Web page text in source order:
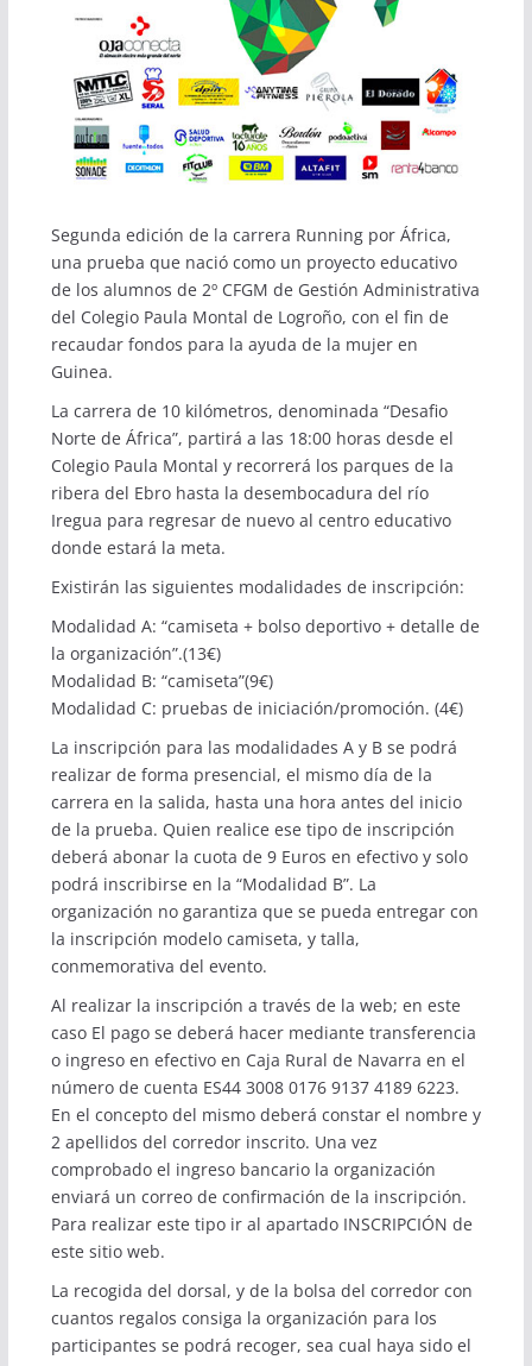
Segunda edición de la carrera Running por África,
una prueba que nació como un proyecto educativo
de los alumnos de 2º CFGM de Gestión Administrativa
del Colegio Paula Montal de Logroño, con el fin de
recaudar fondos para la ayuda de la mujer en
Guinea.
La carrera de 10 kilómetros, denominada “Desafio
Norte de África”, partirá a las 18:00 horas desde el
Colegio Paula Montal y recorrerá los parques de la
ribera del Ebro hasta la desembocadura del río
Iregua para regresar de nuevo al centro educativo
donde estará la meta.
Existirán las siguientes modalidades de inscripción:
Modalidad A: “camiseta + bolso deportivo + detalle de
la organización”.(13€)
Modalidad B: “camiseta”(9€)
Modalidad C: pruebas de iniciación/promoción. (4€)
La inscripción para las modalidades A y B se podrá
realizar de forma presencial, el mismo día de la
carrera en la salida, hasta una hora antes del inicio
de la prueba. Quien realice ese tipo de inscripción
deberá abonar la cuota de 9 Euros en efectivo y solo
podrá inscribirse en la “Modalidad B”. La
organización no garantiza que se pueda entregar con
la inscripción modelo camiseta, y talla,
conmemorativa del evento.
Al realizar la inscripción a través de la web; en este
caso El pago se deberá hacer mediante transferencia
o ingreso en efectivo en Caja Rural de Navarra en el
número de cuenta ES44 3008 0176 9137 4189 6223.
En el concepto del mismo deberá constar el nombre y
2 apellidos del corredor inscrito. Una vez
comprobado el ingreso bancario la organización
enviará un correo de confirmación de la inscripción.
Para realizar este tipo ir al apartado INSCRIPCIÓN de
este sitio web.
La recogida del dorsal, y de la bolsa del corredor con
cuantos regalos consiga la organización para los
participantes se podrá recoger, sea cual haya sido el